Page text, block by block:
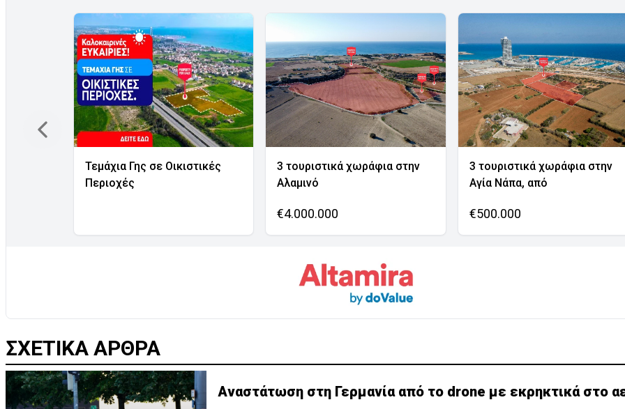
Τεμάχια Γης σε Οικιστικές
Περιοχές
3 τουριστικά χωράφια στην
Αλαμινό
€4.000.000
3 τουριστικά χωράφια στην
Αγία Νάπα, από
€500.000
ΣΧΕΤΙΚΑ ΑΡΘΡΑ
Αναστάτωση στη Γερμανία από το drone με εκρηκτικά στο